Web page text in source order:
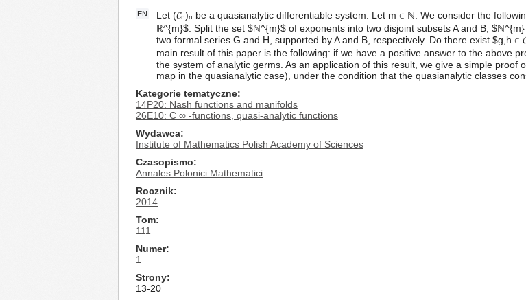
EN
Let (𝓒ₙ)ₙ be a quasianalytic differentiable system. Let m ∈ ℕ. We consider the
ℝ^{m}$. Split the set $ℕ^{m}$ of exponents into two disjoint subsets A and B,
two formal series G and H, supported by A and B, respectively. Do there exist $g,h
main result of this paper is the following: if we have a positive answer to the above
the system of analytic germs. As an application of this result, we give a simple
map in the quasianalytic case), under the condition that the quasianalytic classes
Kategorie tematyczne
14P20: Nash functions and manifolds
26E10: C ∞ -functions, quasi-analytic functions
Wydawca
Institute of Mathematics Polish Academy of Sciences
Czasopismo
Annales Polonici Mathematici
Rocznik
2014
Tom
111
Numer
1
Strony
13-20